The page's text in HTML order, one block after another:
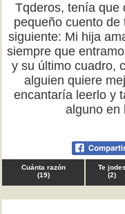
Tqderos, tenía que
pequeño cuento de
siguiente: Mi hija
siempre que
y su último cuadro,
alguien quiere
encantaría leerlo y
alguno en
Cuánta razón
(19)
Te jodes
(2)